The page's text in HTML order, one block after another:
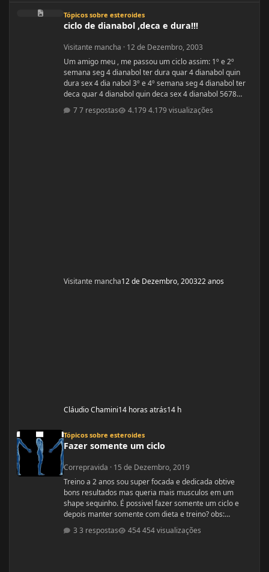
ciclo de dianabol ,deca e dura!!!
Tópicos sobre esteroides
ciclo de dianabol ,deca e dura!!!
Visitante mancha · 12 de Dezembro, 2003
Um amigo meu , me passou um ciclo assim: 1º e 2º
semana seg 4 dianabol ter dura quar 4 dianabol quin
dura sex 4 dia nabol 3º e 4º semana seg 4 dianabol ter
deca quar 4 dianabol quin deca sex 4 dianabol 5678
seman vou partir para definição com outros anabolicos.
PERGUNTAS : 1 - GOSTARIA DE SABER A OPNIÃO DE
7 respostas 4.179 visualizações
Visitante mancha12 de Dezembro, 200322 anos
Cláudio Chamini14 horas atrás14 h
Tópicos sobre esteroides
Fazer somente um ciclo
Correpravida · 15 de Dezembro, 2019
Treino a 2 anos sou super focada e dedicada obtive
bons resultados mas queria mais musculos em um
shape sequinho. É possivel fazer somente um ciclo e
depois manter somente com dieta e treino? obs:
desculpe se ja tiver esse tópico, procurei mais não
encontrei
3 respostas 454 visualizações